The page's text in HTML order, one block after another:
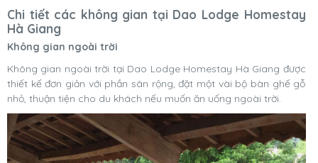
Chi tiết các không gian tại Dao Lodge Homestay
Hà Giang
Không gian ngoài trời
Không gian ngoài trời tại Dao Lodge Homestay Hà Giang được
thiết kế đơn giản với phần sân rộng, đặt một vài bộ bàn ghế gỗ
nhỏ, thuận tiện cho du khách nếu muốn ăn uống ngoài trời.